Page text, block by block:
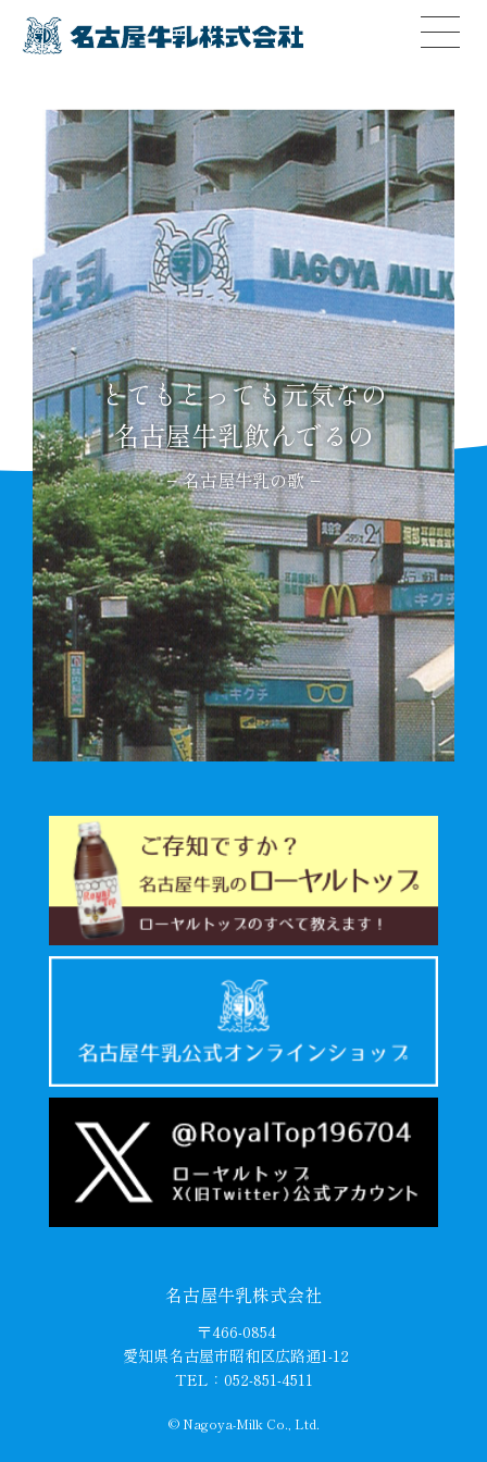
とてもとっても元気なの
名古屋牛乳飲んでるの
− 名古屋牛乳の歌 −
名古屋牛乳株式会社
〒466-0854
愛知県名古屋市昭和区広路通1-12
TEL：052-851-4511
© Nagoya-Milk Co., Ltd.